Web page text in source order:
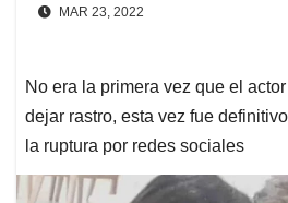
MAR 23, 2022
No era la primera vez que el
dejar rastro, esta vez fue
la ruptura por redes sociales